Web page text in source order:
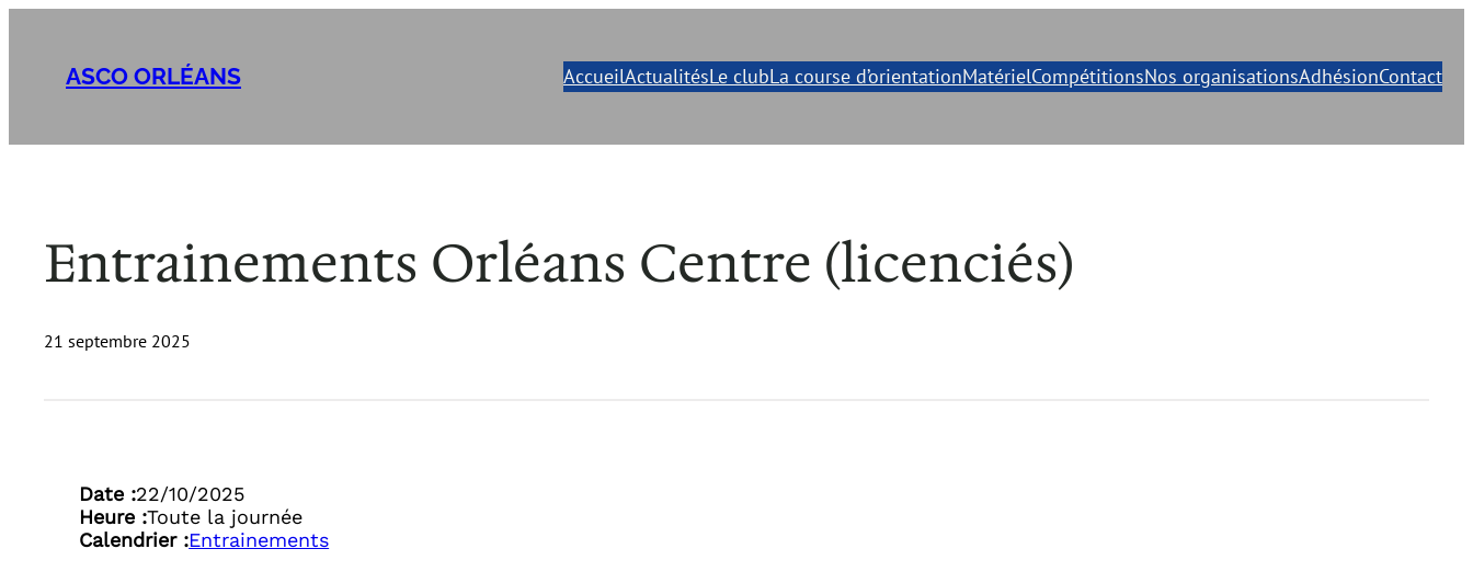
contenuASCO ORLÉANS AccueilActualitésLe clubLa course d’orientationMatérielCompétitionsNos organisationsAdhésionContact
Entrainements Orléans Centre (licenciés)
21 septembre 2025
Date :22/10/2025
Heure :Toute la journée
Calendrier :Entrainements